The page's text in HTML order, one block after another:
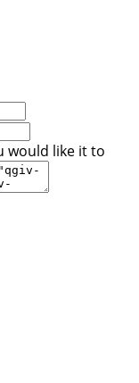
would like it to